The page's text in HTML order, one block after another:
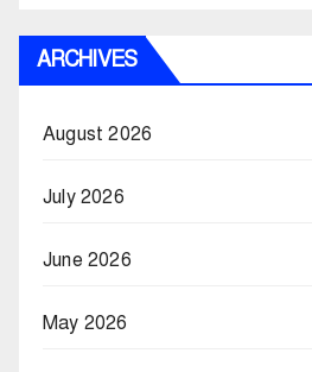
ARCHIVES
August 2026
July 2026
June 2026
May 2026